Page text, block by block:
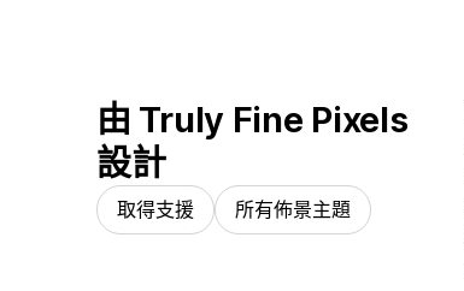
由 Truly Fine Pixels
設計
取得支援 所有佈景主題